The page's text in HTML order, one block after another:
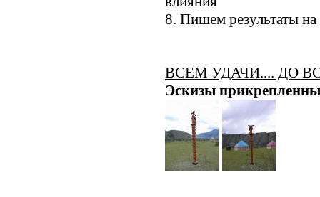
8. Пишем результаты
ВСЕМ УДАЧИ.... ДО
Эскизы